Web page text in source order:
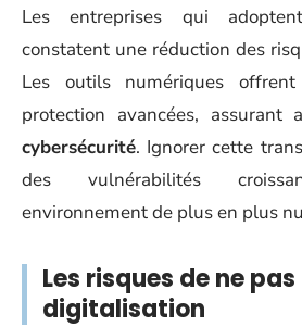
Les entreprises qui
constatent une réduction des
Les outils numériques
protection avancées, assurant
cybersécurité. Ignorer cette
des vulnérabilités
environnement de plus en plus
Les risques de ne
digitalisation